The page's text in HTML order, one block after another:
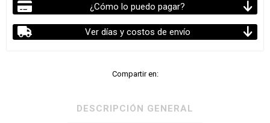
¿Cómo lo puedo pagar?
Ver días y costos de envío
Compartir en:
DESCRIPCIÓN GENERAL